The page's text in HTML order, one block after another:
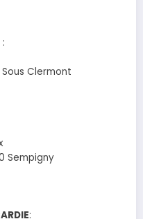
:
Clermont
Sempigny
: